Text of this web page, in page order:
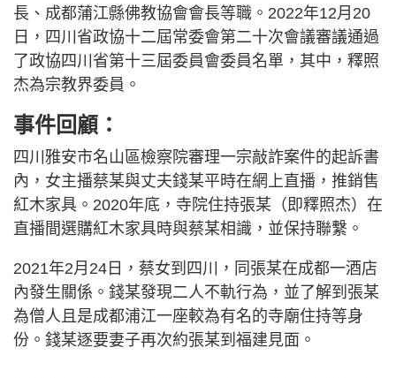
長、成都蒲江縣佛教協會會長等職。2022年12月20
日，四川省政協十二屆常委會第二十次會議審議通過
了政協四川省第十三屆委員會委員名單，其中，釋照
杰為宗教界委員。
事件回顧：
四川雅安市名山區檢察院審理一宗敲詐案件的起訴書
內，女主播蔡某與丈夫錢某平時在網上直播，推銷售
紅木家具。2020年底，寺院住持張某（即釋照杰）在
直播間選購紅木家具時與蔡某相識，並保持聯繫。
2021年2月24日，蔡女到四川，同張某在成都一酒店
內發生關係。錢某發現二人不軌行為，並了解到張某
為僧人且是成都浦江一座較為有名的寺廟住持等身
份。錢某逐要妻子再次約張某到福建見面。